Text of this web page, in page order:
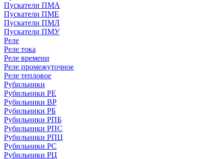
Пускатели ПМА
Пускатели ПМЕ
Пускатели ПМЛ
Пускатели ПМУ
Реле
Реле тока
Реле времени
Реле промежуточное
Реле тепловое
Рубильники
Рубильники РЕ
Рубильники ВР
Рубильники РБ
Рубильники РПБ
Рубильники РПС
Рубильники РПЦ
Рубильники РС
Рубильники РЦ